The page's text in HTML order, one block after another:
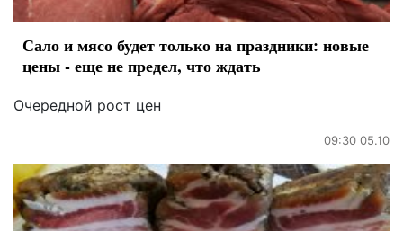
Сало и мясо будет только на праздники: новые
цены - еще не предел, что ждать
Очередной рост цен
09:30 05.10